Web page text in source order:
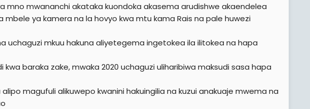
mno mwananchi akataka kuondoka akasema arudishwe akaendelea
ya kamera na la hovyo kwa mtu kama Rais na pale huwezi
uchaguzi mkuu hakuna aliyetegema ingetokea ila ilitokea na hapa
kwa baraka zake, mwaka 2020 uchaguzi uliharibiwa maksudi sasa hapa
magufuli alikuwepo kwanini hakuingilia na kuzui anakuaje mwema na